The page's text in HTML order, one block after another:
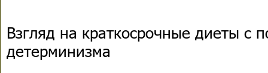
Взгляд на краткосрочные диеты с
детерминизма